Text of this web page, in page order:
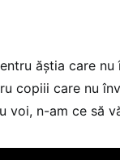
ăștia care
copiii care nu
voi, n-am ce să